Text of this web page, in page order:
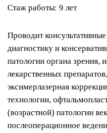
контраст
контраст
Низкая
яркость
Высокая
Стаж работы: 9 лет
Проводит
диагностику и
патологии органа зрения,
лекарственных
эксимерлазерная
технологии,
(возрастной) патологии
послеоперационное